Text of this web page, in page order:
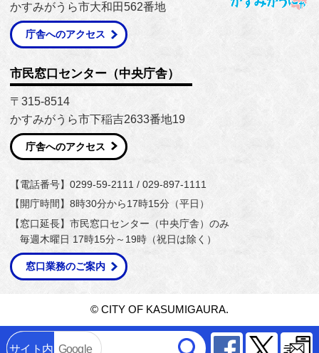
サイト内 Google Facebook
かすみがうら市大和田562番地
庁舎へのアクセス
市民窓口センター（中央庁舎）
〒315-8514
かすみがうら市下稲吉2633番地19
庁舎へのアクセス
【電話番号】0299-59-2111 / 029-897-1111
【開庁時間】8時30分から17時15分（平日）
【窓口延長】市民窓口センター（中央庁舎）のみ
毎週木曜日 17時15分～19時（祝日は除く）
窓口業務のご案内
© CITY OF KASUMIGAURA.